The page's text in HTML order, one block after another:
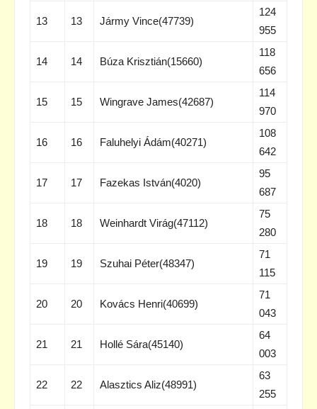
13 13 Jármy Vince(47739)
124
955
14 14 Búza Krisztián(15660)
118
656
15 15 Wingrave James(42687)
114
970
16 16 Faluhelyi Ádám(40271)
108
642
17 17 Fazekas István(4020)
95
687
18 18 Weinhardt Virág(47112)
75
280
19 19 Szuhai Péter(48347)
71
115
20 20 Kovács Henri(40699)
71
043
21 21 Hollé Sára(45140)
64
003
22 22 Alasztics Aliz(48991)
63
255